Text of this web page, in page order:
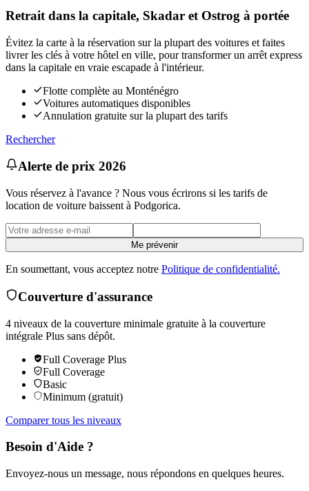
Retrait dans la capitale, Skadar et Ostrog à portée
Évitez la carte à la réservation sur la plupart des voitures et faites
livrer les clés à votre hôtel en ville, pour transformer un arrêt express
dans la capitale en vraie escapade à l'intérieur.
Flotte complète au Monténégro
Voitures automatiques disponibles
Annulation gratuite sur la plupart des tarifs
Rechercher
Alerte de prix 2026
Vous réservez à l'avance ? Nous vous écrirons si les tarifs de
location de voiture baissent à Podgorica.
Me prévenir
En soumettant, vous acceptez notre Politique de confidentialité.
Couverture d'assurance
4 niveaux de la couverture minimale gratuite à la couverture
intégrale Plus sans dépôt.
Full Coverage Plus
Full Coverage
Basic
Minimum (gratuit)
Comparer tous les niveaux
Besoin d'Aide ?
Envoyez-nous un message, nous répondons en quelques heures.